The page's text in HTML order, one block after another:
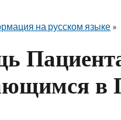
на русском языке
в